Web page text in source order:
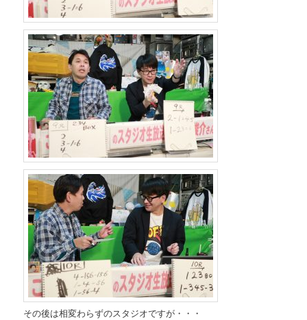
その後は相変わらずのスタジオですが・・・